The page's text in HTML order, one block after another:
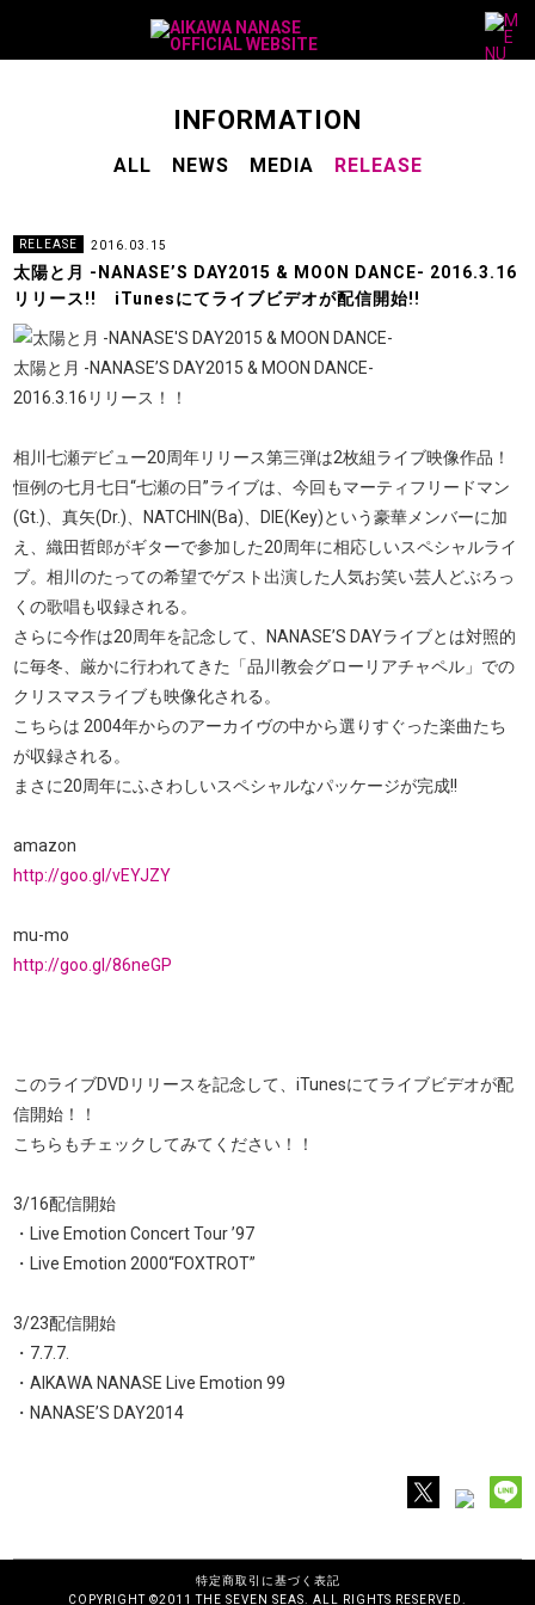
n
INFORMATION
v
i
g
a
t
i
o
ALL NEWS MEDIA RELEASE
RELEASE 2016.03.15
太陽と月 -NANASE’S DAY2015 & MOON DANCE- 2016.3.16
リリース!! iTunesにてライブビデオが配信開始!!
太陽と月 -NANASE’S DAY2015 & MOON DANCE-
2016.3.16リリース！！
相川七瀬デビュー20周年リリース第三弾は2枚組ライブ映像作品！
恒例の七月七日“七瀬の日”ライブは、今回もマーティフリードマン
(Gt.)、真矢(Dr.)、NATCHIN(Ba)、DIE(Key)という豪華メンバーに加
え、織田哲郎がギターで参加した20周年に相応しいスペシャルライ
ブ。相川のたっての希望でゲスト出演した人気お笑い芸人どぶろっ
くの歌唱も収録される。
さらに今作は20周年を記念して、NANASE’S DAYライブとは対照的
に毎冬、厳かに行われてきた「品川教会グローリアチャペル」での
クリスマスライブも映像化される。
こちらは 2004年からのアーカイヴの中から選りすぐった楽曲たち
が収録される。
まさに20周年にふさわしいスペシャルなパッケージが完成!!
amazon
http://goo.gl/vEYJZY
mu-mo
http://goo.gl/86neGP
このライブDVDリリースを記念して、iTunesにてライブビデオが配
信開始！！
こちらもチェックしてみてください！！
3/16配信開始
・Live Emotion Concert Tour ’97
・Live Emotion 2000“FOXTROT”
3/23配信開始
・7.7.7.
・AIKAWA NANASE Live Emotion 99
・NANASE’S DAY2014
特定商取引に基づく表記
COPYRIGHT ©2011 THE SEVEN SEAS. ALL RIGHTS RESERVED.